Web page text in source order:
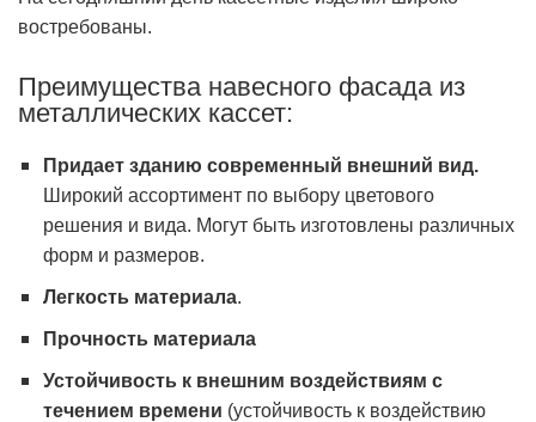
востребованы.
Преимущества навесного фасада из
металлических кассет:
Придает зданию современный внешний вид.
Широкий ассортимент по выбору цветового
решения и вида. Могут быть изготовлены различных
форм и размеров.
Легкость материала.
Прочность материала
Устойчивость к внешним воздействиям с
течением времени (устойчивость к воздействию